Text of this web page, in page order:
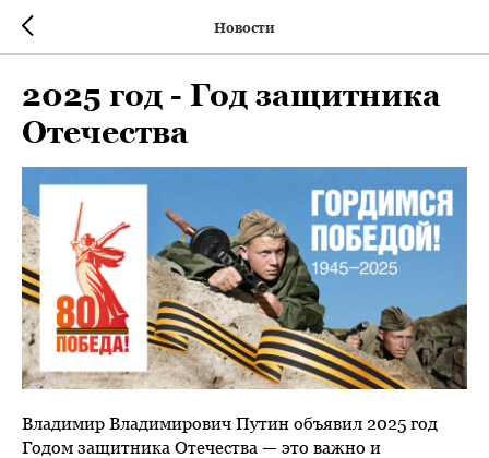
Новости
2025 год - Год защитника
Отечества
Владимир Владимирович Путин объявил 2025 год
Годом защитника Отечества — это важно и